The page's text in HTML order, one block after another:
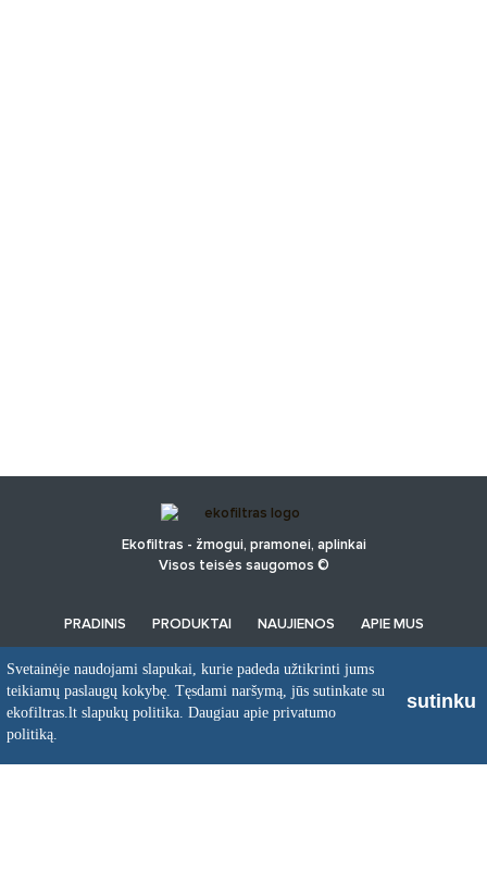
Ekofiltras - žmogui, pramonei, aplinkai
Visos teisės saugomos ©
PRADINIS PRODUKTAI NAUJIENOS APIE MUS
UAB EkoFiltras
Svetainėje naudojami slapukai, kurie padeda užtikrinti jums
teikiamų paslaugų kokybę. Tęsdami naršymą, jūs sutinkate su
ekofiltras.lt slapukų politika. Daugiau apie privatumo
politiką.
sutinku